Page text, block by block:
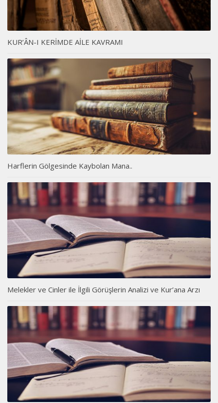
KUR’ÂN-I KERİMDE AİLE KAVRAMI
Harflerin Gölgesinde Kaybolan Mana..
Melekler ve Cinler ile İlgili Görüşlerin Analizi ve Kur’ana Arzı